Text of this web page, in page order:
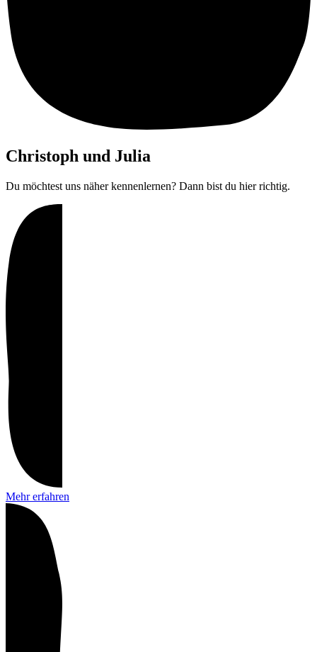
Christoph und Julia
Du möchtest uns näher kennenlernen? Dann bist du hier richtig.
Mehr erfahren